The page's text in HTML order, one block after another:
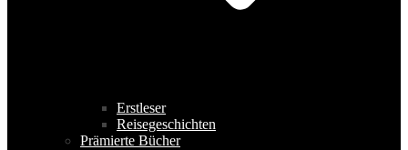
Erstleser
Reisegeschichten
Prämierte Bücher